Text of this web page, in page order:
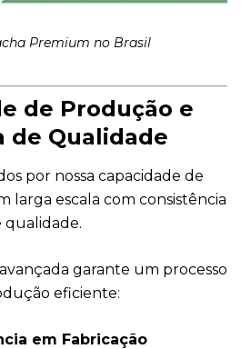
Premium no Brasil
de Produção e
de Qualidade
por nossa capacidade de
larga escala com consistência
qualidade.
garante um processo
eficiente:
em Fabricação